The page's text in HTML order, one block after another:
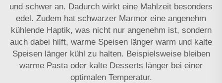
und schwer an. Dadurch wirkt eine Mahlzeit besonders
edel. Zudem hat schwarzer Marmor eine angenehm
kühlende Haptik, was nicht nur angenehm ist, sondern
auch dabei hilft, warme Speisen länger warm und kalte
Speisen länger kühl zu halten. Beispielsweise bleiben
warme Pasta oder kalte Desserts länger bei einer
optimalen Temperatur.